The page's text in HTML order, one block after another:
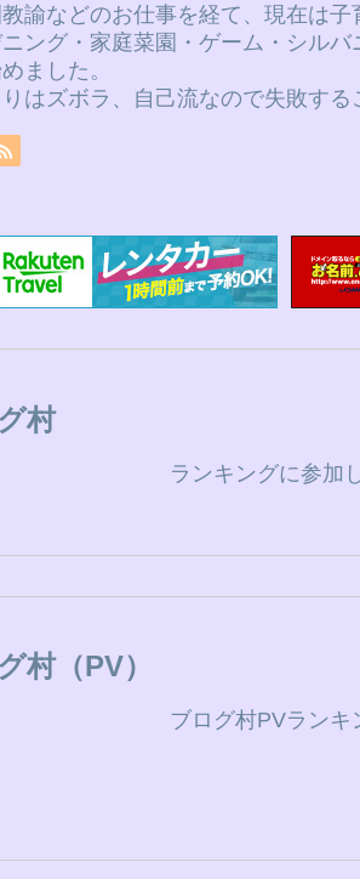
諭などのお仕事を経て、現在は
ング・家庭菜園・ゲーム・シル
ました。
はズボラ、自己流なので失敗す
村
ランキングに参加
村（PV）
ブログ村PVランキ